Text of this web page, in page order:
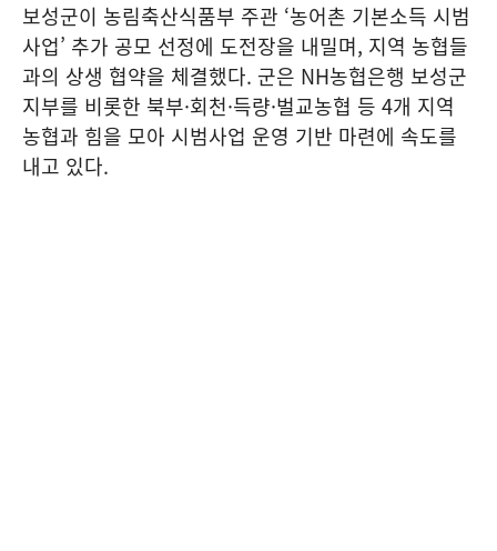
보성군이 농림축산식품부 주관 ‘농어촌 기본소득 시범
사업’ 추가 공모 선정에 도전장을 내밀며, 지역 농협들
과의 상생 협약을 체결했다. 군은 NH농협은행 보성군
지부를 비롯한 북부·회천·득량·벌교농협 등 4개 지역
농협과 힘을 모아 시범사업 운영 기반 마련에 속도를
내고 있다.